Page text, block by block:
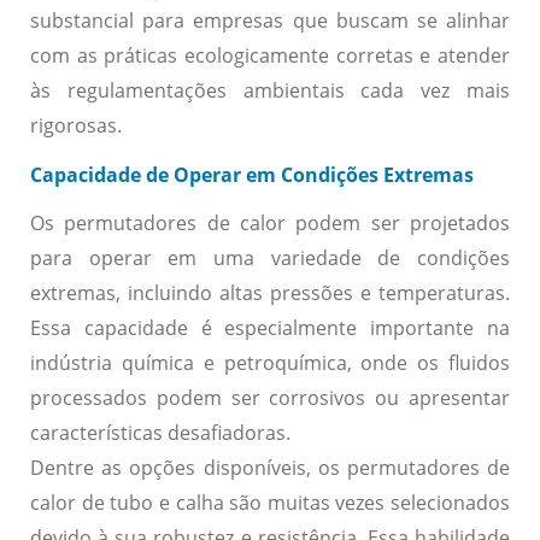
substancial para empresas que buscam se alinhar
com as práticas ecologicamente corretas e atender
às regulamentações ambientais cada vez mais
rigorosas.
Capacidade de Operar em Condições Extremas
Os permutadores de calor podem ser projetados
para operar em uma variedade de condições
extremas, incluindo altas pressões e temperaturas.
Essa capacidade é especialmente importante na
indústria química e petroquímica, onde os fluidos
processados podem ser corrosivos ou apresentar
características desafiadoras.
Dentre as opções disponíveis, os permutadores de
calor de tubo e calha são muitas vezes selecionados